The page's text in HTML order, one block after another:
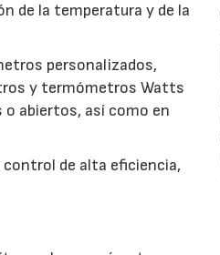
de la temperatura y de la
personalizados,
y termómetros Watts
abiertos, así como en
de alta eficiencia,